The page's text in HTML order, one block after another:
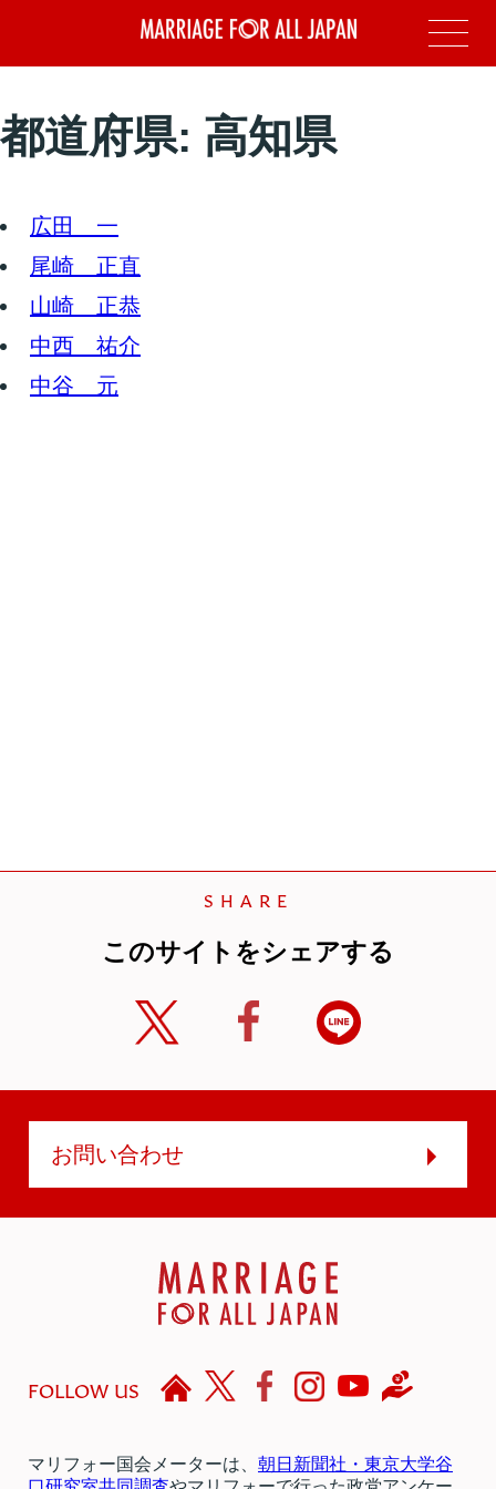
都道府県: 高知県
広田 一
尾崎 正直
山崎 正恭
中西 祐介
中谷 元
SHARE
このサイトをシェアする
お問い合わせ
FOLLOW US
マリフォー国会メーターは、 朝日新聞社・東京大学谷